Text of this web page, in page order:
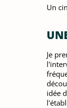
Un
Je
idée